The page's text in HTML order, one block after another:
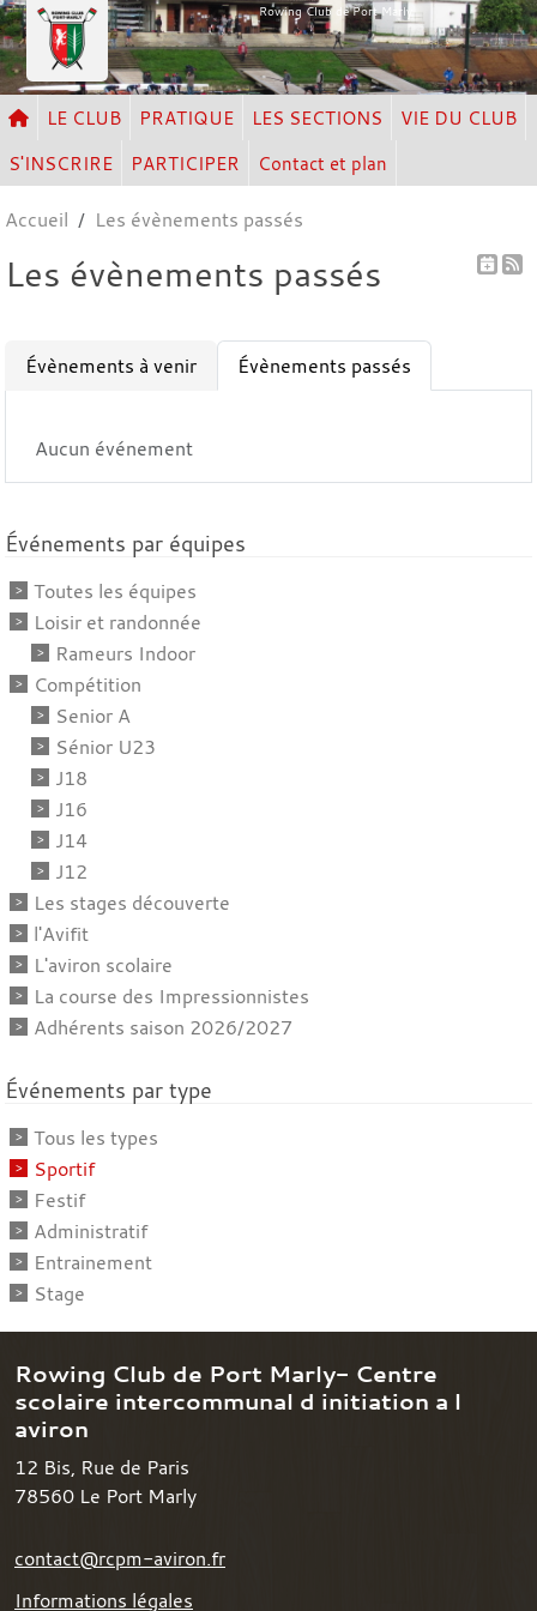
Rowing Club de Port Marly
LE CLUB PRATIQUE LES SECTIONS
VIE DU CLUB
S'INSCRIRE
PARTICIPER Contact et plan
Accueil Les évènements passés
Les évènements passés
Évènements à venir Évènements passés
Aucun événement
Événements par équipes
Toutes les équipes
Loisir et randonnée
Rameurs Indoor
Compétition
Senior A
Sénior U23
J18
J16
J14
J12
Les stages découverte
l'Avifit
L'aviron scolaire
La course des Impressionnistes
Adhérents saison 2026/2027
Événements par type
Tous les types
Sportif
Festif
Administratif
Entrainement
Stage
Rowing Club de Port Marly- Centre
scolaire intercommunal d initiation a l
aviron
12 Bis, Rue de Paris
78560 Le Port Marly
contact@rcpm-aviron.fr
Informations légales
Panneau de gestion des cookies